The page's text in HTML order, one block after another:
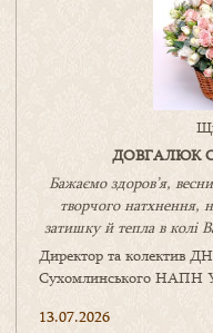
ДОВГАЛЮК
Бажаємо здоров’я,
творчого натхнення,
затишкуйтепла в коліВ
Директор та колектив
Сухомлинського НАПН
13.07.2026